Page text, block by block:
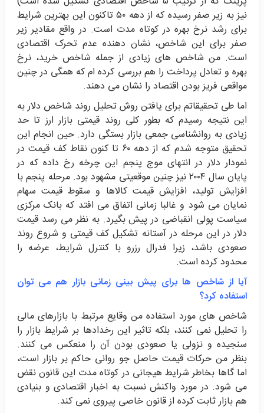
نیز به زیر صفر رسیده که از دهه ۵۰ تاکنون این بهترین شرایط
برای رشد نرخ بهره در کوتاه مدت است. در واقع مقادیر زیر
صفر برای این شاخص، نشان دهنده عدم تحرک اقتصادی
است. من شاخص های زیادی از جمله شاخص خرید، نرخ
بهره و تعادل پرداخت را هم بررسی کرده ام که همگی در چنین
مواقعی فریز بودن اقتصاد را نشان می دهند.
اما طی تحقیقاتم برای یافتن روش تحلیل روند شاخص دلار به
این نتیجه رسیدم که بطور کلی روند قیمتی بازار ارز تا حد
زیادی به روانشناسی جمعی بازار بستگی دارد. حین انجام این
تحقیق متوجه شدم که از دهه ۶۰ تا کنون نقاط کف قیمت در
نمودار دلار در انتهای موج پنجم این چرخه رخ داده که در
پایان سال ۲۰۰۴ نیز چنین موقعیتی مشهود بود. مرحله پنجم با
افزایش تولید، افزایش قیمت کالاها و سقوط قیمت سهام
نمایان می شود و غالبا زمانی اتفاق می افتد که بانک مرکزی
سیاست پولی انقباضی در پیش بگیرد. به نظر می رسد قیمت
دلار در این مرحله در آستانه تشکیل کف قیمتی و شروع روند
صعودی باشد، زیرا فدرال رزرو با کنترل شرایط، عرضه را
محدود کرده است.
آیا از شاخص ها برای پیش بینی زمانی بازار هم می توان
استفاده کرد؟
شاخص های مورد استفاده من وقایع مرتبط با بازارهای مالی
را تحلیل نمی کنند، بلکه تاثیر این رخدادها بر شرایط بازار را
سنجیده و نزولی یا صعودی بودن آن را منعکس می کنند.
بنظر من حرکات قیمت حاصل جو روانی حاکم بر بازار است،
اما گاها بخاطر شرایط هیجانی در کوتاه مدت این قانون نقض
می شود. در مورد واکنش نسبت به اخبار اقتصادی و بنیادی
هم بازار ثابت کرده از قانون خاصی پیروی نمی کند.